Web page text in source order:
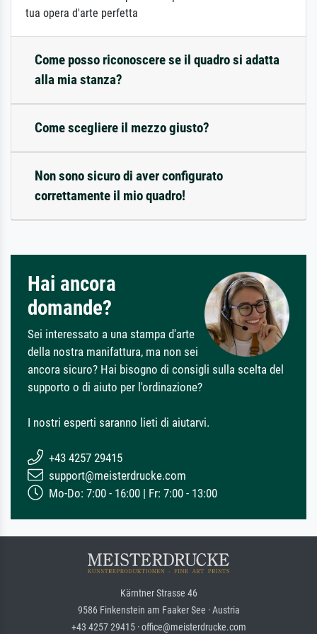
tua opera d'arte perfetta
Come posso riconoscere se il quadro si adatta
alla mia stanza?
Come scegliere il mezzo giusto?
Non sono sicuro di aver configurato
correttamente il mio quadro!
Hai ancora
domande?
Sei interessato a una stampa d'arte
della nostra manifattura, ma non sei
ancora sicuro? Hai bisogno di consigli sulla scelta del
supporto o di aiuto per l'ordinazione?
I nostri esperti saranno lieti di aiutarvi.
+43 4257 29415
support@meisterdrucke.com
Mo-Do: 7:00 - 16:00 | Fr: 7:00 - 13:00
Kärntner Strasse 46
9586 Finkenstein am Faaker See · Austria
+43 4257 29415 · office@meisterdrucke.com